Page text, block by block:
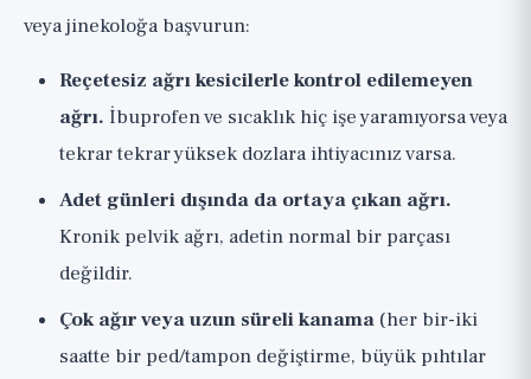
veya jinekoloğa başvurun:
Reçetesiz ağrı kesicilerle kontrol edilemeyen
ağrı. İbuprofen ve sıcaklık hiç işe yaramıyorsa veya
tekrar tekrar yüksek dozlara ihtiyacınız varsa.
Adet günleri dışında da ortaya çıkan ağrı.
Kronik pelvik ağrı, adetin normal bir parçası
değildir.
Çok ağır veya uzun süreli kanama (her bir-iki
saatte bir ped/tampon değiştirme, büyük pıhtılar